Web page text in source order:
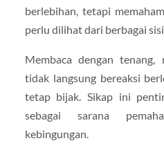
berlebihan, tetapi
perlu dilihat dari berbagai
Membaca dengan tenang,
tidak langsung bereaksi
tetap bijak. Sikap ini
sebagai sarana
kebingungan.